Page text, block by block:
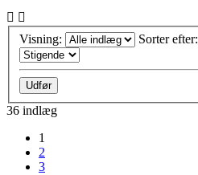
Visning: Sorter efter:
36 indlæg
1
2
3